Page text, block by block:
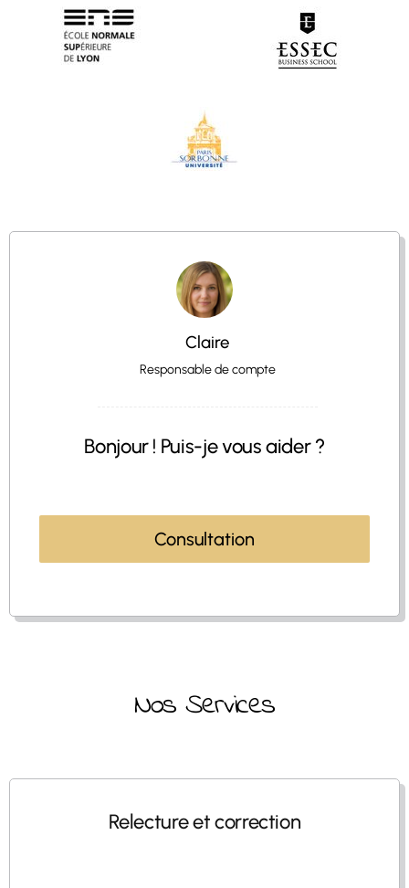
Claire
Responsable de compte
Bonjour ! Puis-je vous aider ?
Consultation
Nos Services
Relecture et correction